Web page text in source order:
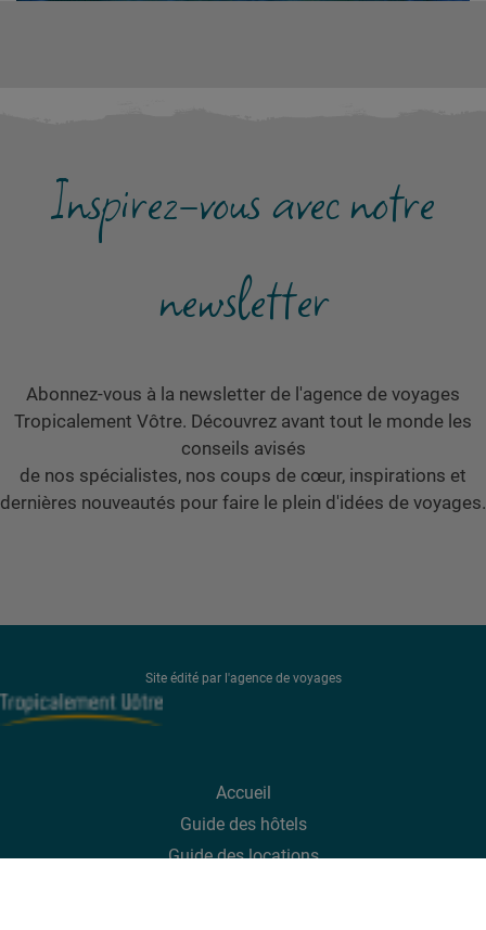
Inspirez-vous avec notre
newsletter
Abonnez-vous à la newsletter de l'agence de voyages
Tropicalement Vôtre. Découvrez avant tout le monde les
conseils avisés
de nos spécialistes, nos coups de cœur, inspirations et
dernières nouveautés pour faire le plein d'idées de voyages.
Site édité par l'agence de voyages
Accueil
Guide des hôtels
Guide deslocations